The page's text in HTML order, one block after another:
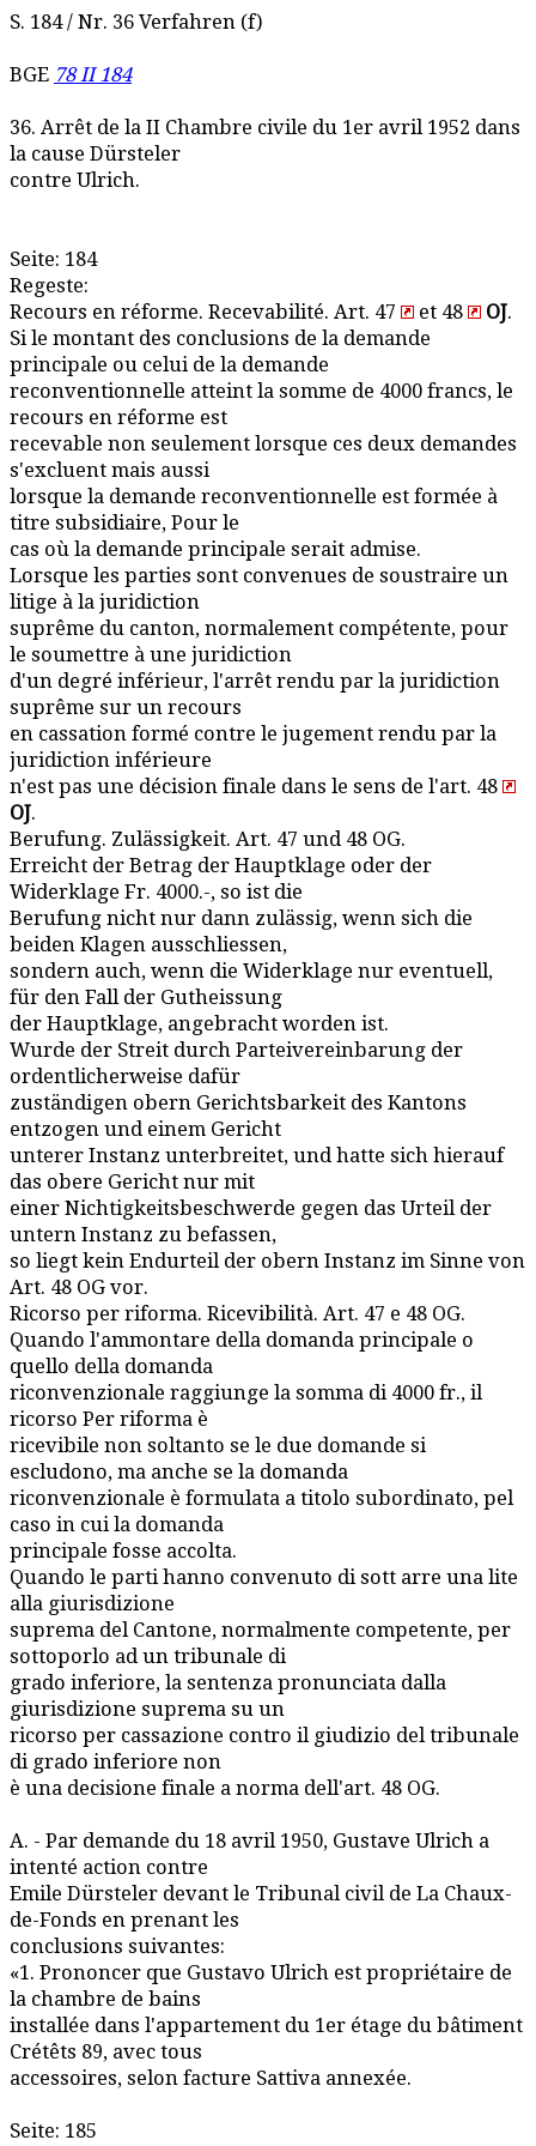
S. 184 / Nr. 36 Verfahren (f)
BGE 78 II 184
36. Arrêt de la II Chambre civile du 1er avril 1952 dans
la cause Dürsteler
contre Ulrich.
Seite: 184
Regeste:
Recours en réforme. Recevabilité. Art. 47
et 48 OJ.
Si le montant des conclusions de la demande
principale ou celui de la demande
reconventionnelle atteint la somme de 4000 francs, le
recours en réforme est
recevable non seulement lorsque ces deux demandes
s'excluent mais aussi
lorsque la demande reconventionnelle est formée à
titre subsidiaire, Pour le
cas où la demande principale serait admise.
Lorsque les parties sont convenues de soustraire un
litige à la juridiction
suprême du canton, normalement compétente, pour
le soumettre à une juridiction
d'un degré inférieur, l'arrêt rendu par la juridiction
suprême sur un recours
en cassation formé contre le jugement rendu par la
juridiction inférieure
n'est pas une décision finale dans le sens de l'art. 48
OJ.
Berufung. Zulässigkeit. Art. 47 und 48 OG.
Erreicht der Betrag der Hauptklage oder der
Widerklage Fr. 4000.-, so ist die
Berufung nicht nur dann zulässig, wenn sich die
beiden Klagen ausschliessen,
sondern auch, wenn die Widerklage nur eventuell,
für den Fall der Gutheissung
der Hauptklage, angebracht worden ist.
Wurde der Streit durch Parteivereinbarung der
ordentlicherweise dafür
zuständigen obern Gerichtsbarkeit des Kantons
entzogen und einem Gericht
unterer Instanz unterbreitet, und hatte sich hierauf
das obere Gericht nur mit
einer Nichtigkeitsbeschwerde gegen das Urteil der
untern Instanz zu befassen,
so liegt kein Endurteil der obern Instanz im Sinne von
Art. 48 OG vor.
Ricorso per riforma. Ricevibilità. Art. 47 e 48 OG.
Quando l'ammontare della domanda principale o
quello della domanda
riconvenzionale raggiunge la somma di 4000 fr., il
ricorso Per riforma è
ricevibile non soltanto se le due domande si
escludono, ma anche se la domanda
riconvenzionale è formulata a titolo subordinato, pel
caso in cui la domanda
principale fosse accolta.
Quando le parti hanno convenuto di sott arre una lite
alla giurisdizione
suprema del Cantone, normalmente competente, per
sottoporlo ad un tribunale di
grado inferiore, la sentenza pronunciata dalla
giurisdizione suprema su un
ricorso per cassazione contro il giudizio del tribunale
di grado inferiore non
è una decisione finale a norma dell'art. 48 OG.
A. - Par demande du 18 avril 1950, Gustave Ulrich a
intenté action contre
Emile Dürsteler devant le Tribunal civil de La Chaux-
de-Fonds en prenant les
conclusions suivantes:
«1. Prononcer que Gustavo Ulrich est propriétaire de
la chambre de bains
installée dans l'appartement du 1er étage du bâtiment
Crétêts 89, avec tous
accessoires, selon facture Sattiva annexée.
Seite: 185